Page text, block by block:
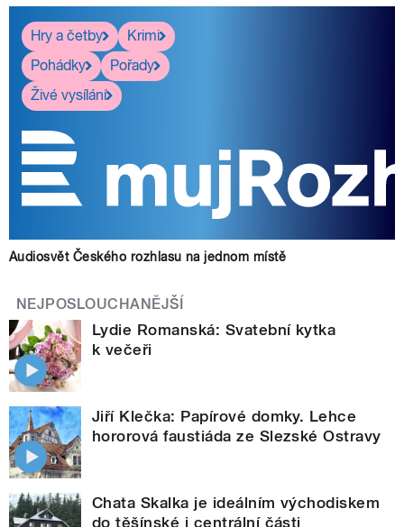
Hry a četby
Krimi
Pohádky
Pořady
Živé vysílání
Audiosvět Českého rozhlasu na jednom místě
NEJPOSLOUCHANĚJŠÍ
Lydie Romanská: Svatební kytka
k večeři
Jiří Klečka: Papírové domky. Lehce
hororová faustiáda ze Slezské Ostravy
Chata Skalka je ideálním východiskem
do těšínské i centrální části